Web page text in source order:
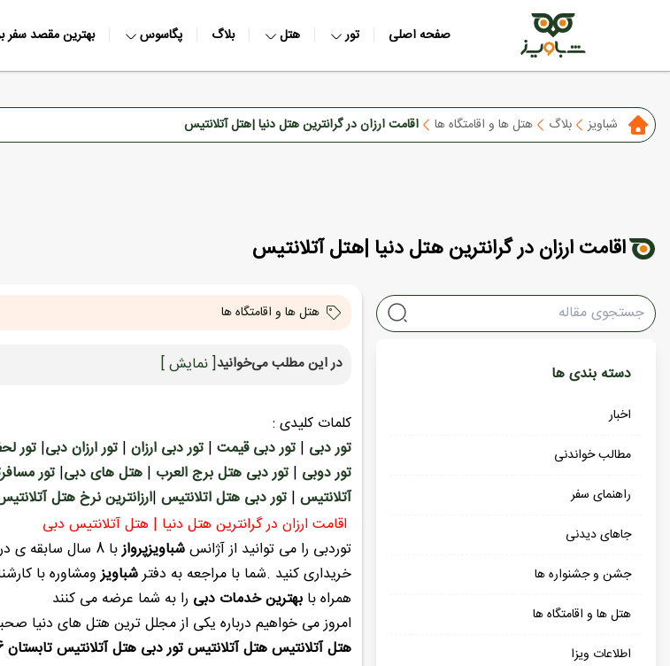
صفحه اصلی تور هتل بلاگ پگاسوس بهترین مقصد سفر
شباویز بلاگ هتل ها و اقامتگاه ها اقامت ارزان در گرانترین هتل دنیا |هتل آتلانتیس
اقامت ارزان در گرانترین هتل دنیا |هتل آتلانتیس
دسته بندی ها
اخبار
مطالب خواندنی
راهنمای سفر
جاهای دیدنی
جشن و جشنواره ها
هتل ها و اقامتگاه ها
اطلاعات ویزا
هتل ها و اقامتگاه ها
در این مطلب می‌خوانید[ نمایش ]
کلمات کلیدی :
تور دبی | تور دبی قیمت | تور دبی ارزان | تور ارزان دبی| تور
تور دوبی | تور دبی هتل برج العرب | هتل های دبی| تور
آتلانتیس | تور دبی هتل اتلانتیس |ارزانترین نرخ هتل
اقامت ارزان در گرانترین هتل دنیا | هتل آتلانتیس دبی
توردبی را می توانید از آژانسشباویزپروازبا 8 سال سابقه ی درخشان در زمینه فروش
خریداری کنید .شما با مراجعه به دفترشباویزومشاوره با
همراه با بهترین خدمات دبی را به شما عرضه می کنند
امروز می خواهیم درباره یکی از مجلل ترین هتل های دنیا
هتل آتلانتیسهتل آتلانتیس تور دبی هتل آتلانتیس تابستان 96